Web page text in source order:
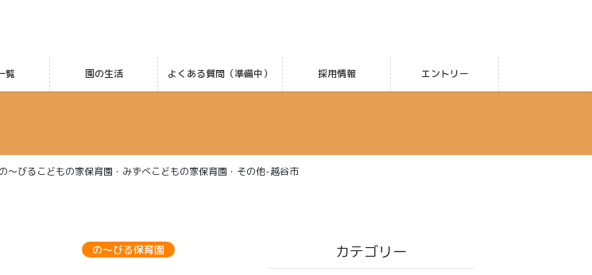
覧 園の生活 よくある質問（準備中） 採用情報 エントリー
びるこどもの家保育園・みずべこどもの家保育園・その他-越谷市
の〜びる保育園 カテゴリー